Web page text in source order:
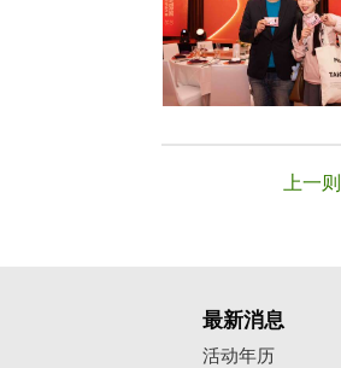
上一则
最新消息
活动年历